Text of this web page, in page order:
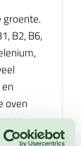
groente.
B2, B6,
oven
Je